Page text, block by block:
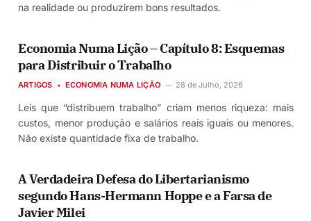
na realidade ou produzirem bons resultados.
Economia Numa Lição – Capítulo 8: Esquemas
para Distribuir o Trabalho
ARTIGOS ECONOMIA NUMA LIÇÃO 28 de Julho, 2026
Leis que “distribuem trabalho” criam menos riqueza: mais
custos, menor produção e salários reais iguais ou menores.
Não existe quantidade fixa de trabalho.
A Verdadeira Defesa do Libertarianismo
segundo Hans-Hermann Hoppe e a Farsa de
Javier Milei